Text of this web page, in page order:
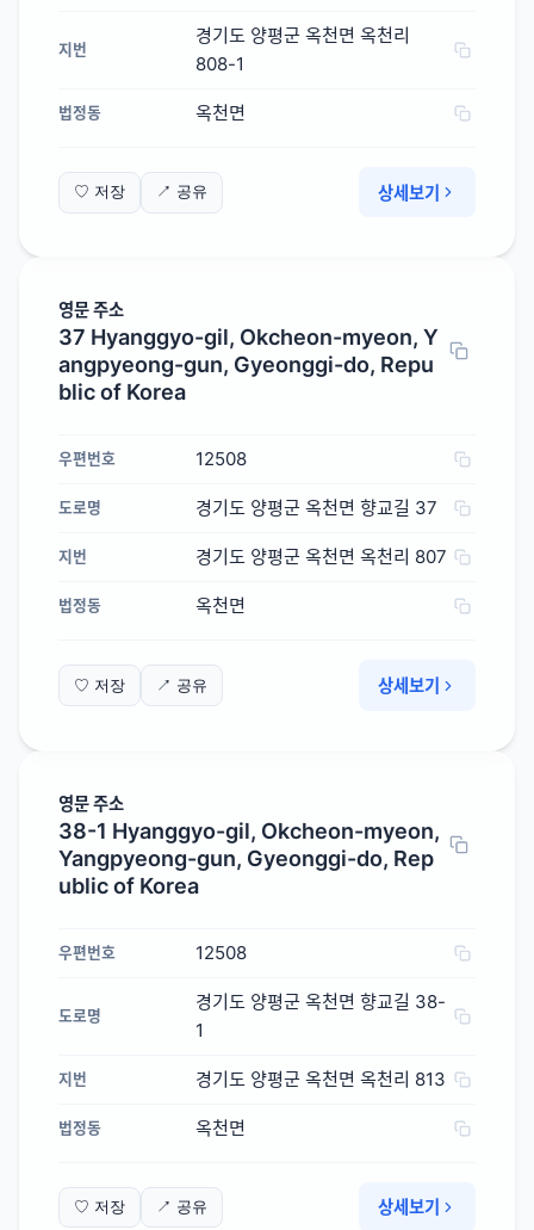
지번
경기도 양평군 옥천면 옥천리
808-1
법정동 옥천면
♡ 저장 ↗ 공유 상세보기
영문 주소
37 Hyanggyo-gil, Okcheon-myeon, Y
angpyeong-gun, Gyeonggi-do, Repu
blic of Korea
우편번호 12508
도로명 경기도 양평군 옥천면 향교길 37
지번 경기도 양평군 옥천면 옥천리 807
법정동 옥천면
♡ 저장 ↗ 공유 상세보기
영문 주소
38-1 Hyanggyo-gil, Okcheon-myeon,
Yangpyeong-gun, Gyeonggi-do, Rep
ublic of Korea
우편번호 12508
도로명
경기도 양평군 옥천면 향교길 38-
1
지번 경기도 양평군 옥천면 옥천리 813
법정동 옥천면
♡ 저장 ↗ 공유 상세보기